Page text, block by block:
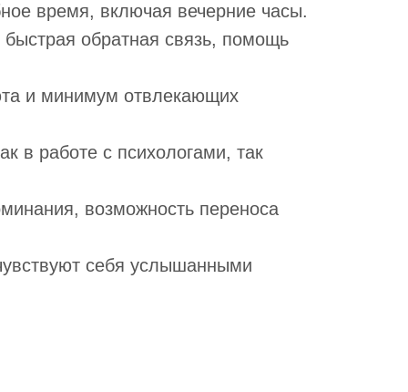
время, включая вечерние часы.
обратная связь, помощь
и минимум отвлекающих
в работе с психологами, так
возможность переноса
себя услышанными